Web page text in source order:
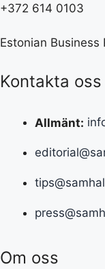
+372 614 0103
Estonian
Kontakta oss
Allmänt:
Om oss